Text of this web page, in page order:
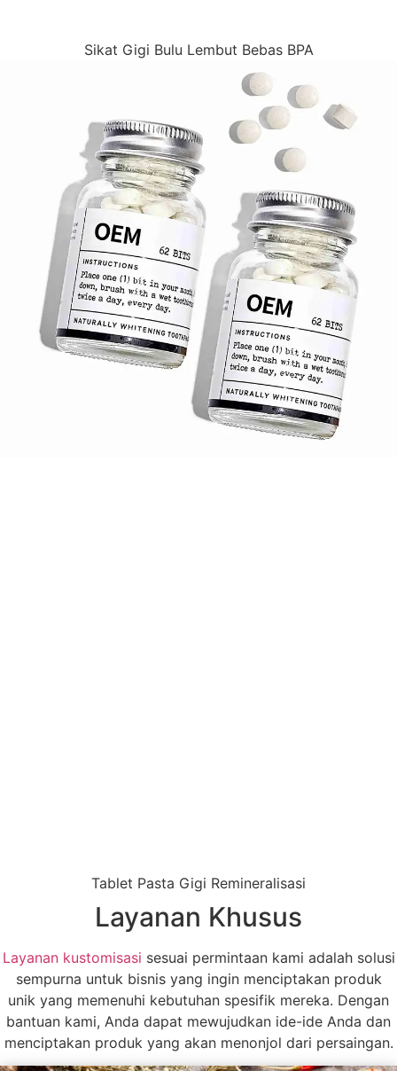
Sikat Gigi Bulu Lembut Bebas BPA
Tablet Pasta Gigi Remineralisasi
Layanan Khusus
Layanan kustomisasi sesuai permintaan kami adalah solusi
sempurna untuk bisnis yang ingin menciptakan produk
unik yang memenuhi kebutuhan spesifik mereka. Dengan
bantuan kami, Anda dapat mewujudkan ide-ide Anda dan
menciptakan produk yang akan menonjol dari persaingan.